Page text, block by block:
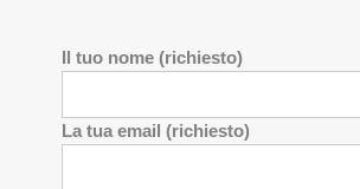
Il tuo nome (richiesto)
La tua email (richiesto)